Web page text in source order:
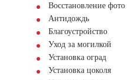
Восстановление фото
Антидождь
Благоустройство
Уход за могилкой
Установка оград
Установка цоколя